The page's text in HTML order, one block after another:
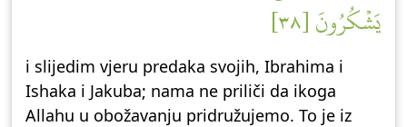
يَشۡكُرُونَ [٣٨]
i slijedim vjeru predaka svojih, Ibrahima i
Ishaka i Jakuba; nama ne priliči da ikoga
Allahu u obožavanju pridružujemo. To je iz